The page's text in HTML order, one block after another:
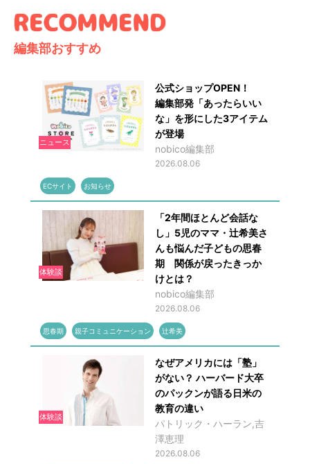
編集部おすすめ
ニュース
公式ショップOPEN！
編集部発「あったらいい
な」を形にした3アイテム
が登場
nobico編集部
2026.08.06
ECサイト お知らせ
体験談
「2年間ほとんど会話な
し」5児のママ・辻希美さ
んも悩んだ子どもの思春
期 関係が戻ったきっか
けとは？
nobico編集部
2026.08.06
思春期 親子コミュニケーション 辻希美
体験談
なぜアメリカには「塾」
がない？ ハーバード大卒
のパックンが語る日米の
教育の違い
パトリック・ハーラン,吉
澤恵理
2026.08.06